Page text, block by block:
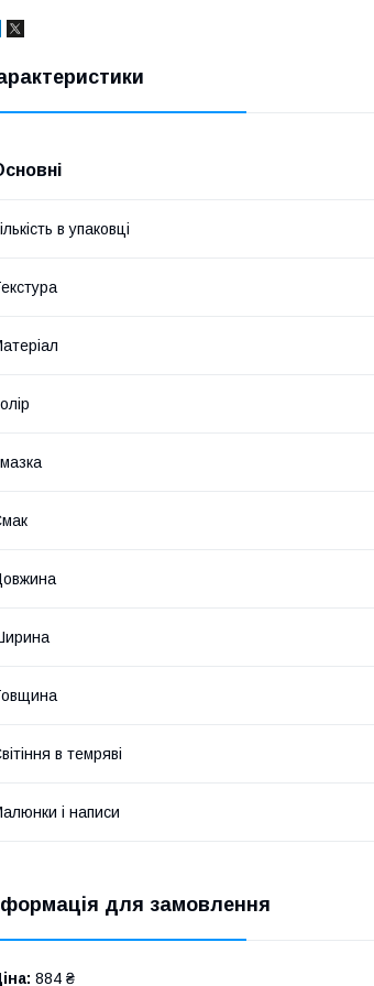
в упаковці
в темряві
і написи
для замовлення
884 ₴